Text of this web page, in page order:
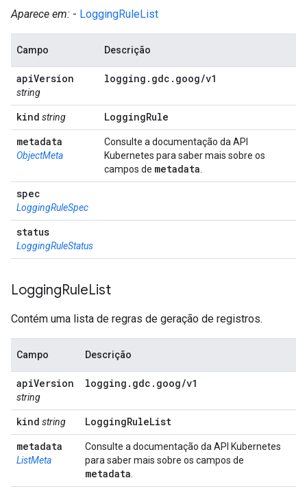
Aparece em: - LoggingRuleList
Campo Descrição
apiVersion
string
logging . gdc . goog/v1
kind string LoggingRule
metadata
ObjectMeta
Consulte a documentação da API
Kubernetes para saber mais sobre os
campos de metadata
spec
LoggingRuleSpec
status
LoggingRuleStatus
LoggingRuleList
Contém uma lista de regras de geração de registros.
Campo Descrição
apiVersion
string
logging . gdc . goog/v1
kind string LoggingRuleList
metadata
ListMeta
Consulte a documentação da API Kubernetes
para saber mais sobre os campos de
metadata